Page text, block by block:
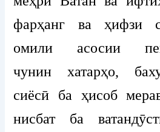
фарҳанг ва ҳифзи
омили асосии
чунин хатарҳо,
сиёсӣ ба ҳисоб
нисбат ба